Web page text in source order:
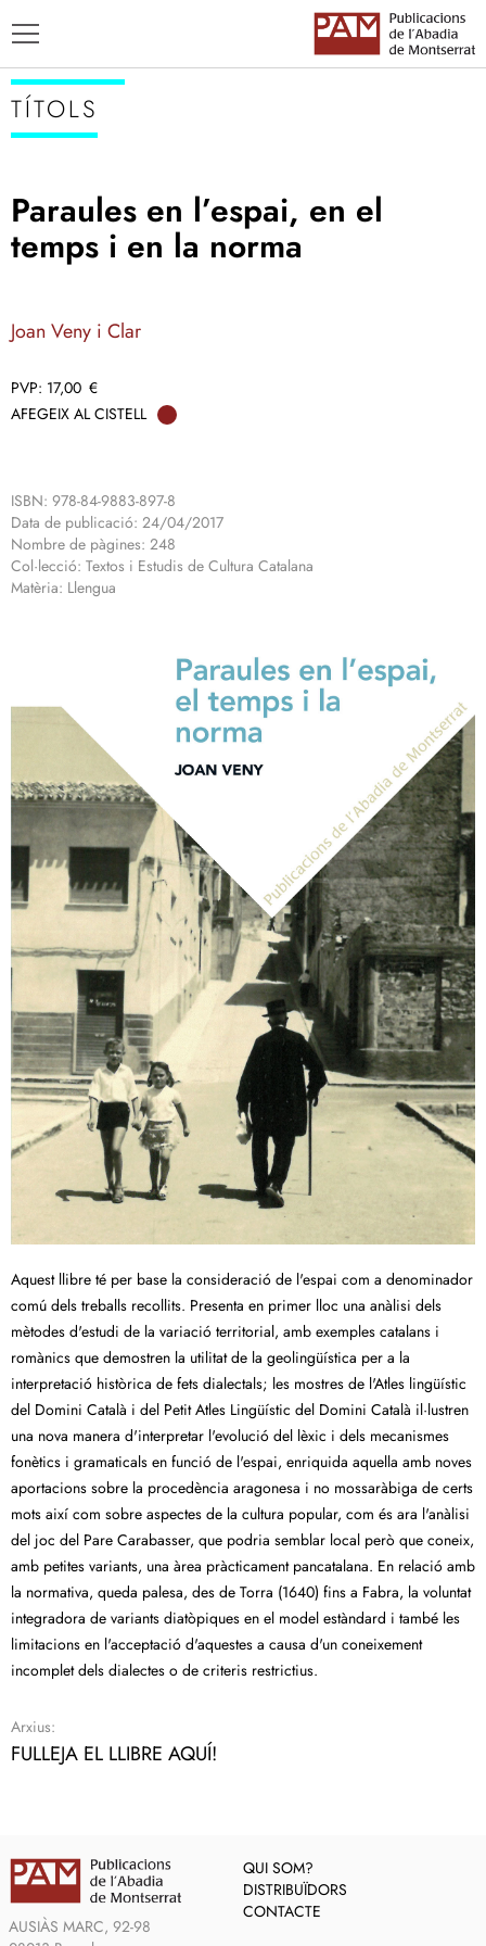
TÍTOLS
AUTORS
TÍTOLS
Paraules en l’espai, en el
temps i en la norma
Joan Veny i Clar
17,00 €
AFEGEIX AL CISTELL
ISBN: 978-84-9883-897-8
Data de publicació: 24/04/2017
Nombre de pàgines: 248
Col·lecció: Textos i Estudis de Cultura Catalana
Matèria: Llengua
Aquest llibre té per base la consideració de l'espai com a denominador
comú dels treballs recollits. Presenta en primer lloc una anàlisi dels
mètodes d'estudi de la variació territorial, amb exemples catalans i
romànics que demostren la utilitat de la geolingüística per a la
interpretació històrica de fets dialectals; les mostres de l'Atles lingüístic
del Domini Català i del Petit Atles Lingüístic del Domini Català il·lustren
una nova manera d'interpretar l'evolució del lèxic i dels mecanismes
fonètics i gramaticals en funció de l'espai, enriquida aquella amb noves
aportacions sobre la procedència aragonesa i no mossaràbiga de certs
mots així com sobre aspectes de la cultura popular, com és ara l'anàlisi
del joc del Pare Carabasser, que podria semblar local però que coneix,
amb petites variants, una àrea pràcticament pancatalana. En relació amb
la normativa, queda palesa, des de Torra (1640) fins a Fabra, la voluntat
integradora de variants diatòpiques en el model estàndard i també les
limitacions en l'acceptació d'aquestes a causa d'un coneixement
incomplet dels dialectes o de criteris restrictius.
Arxius:
FULLEJA EL LLIBRE AQUÍ!
AUSIÀS MARC, 92-98
QUI SOM?
DISTRIBUÏDORS
CONTACTE